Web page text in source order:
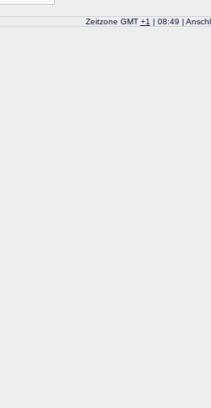
Zeitzone GMT +1 | 08:49 |